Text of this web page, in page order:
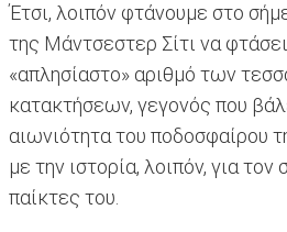
Έτσι, λοιπόν φτάνουμε στο
της Μάντσεστερ Σίτι να
«απλησίαστο» αριθμό των
κατακτήσεων, γεγονός που
αιωνιότητα του ποδοσφαίρου
με την ιστορία, λοιπόν, για
παίκτες του.